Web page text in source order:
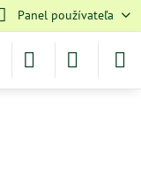
Panel používateľa